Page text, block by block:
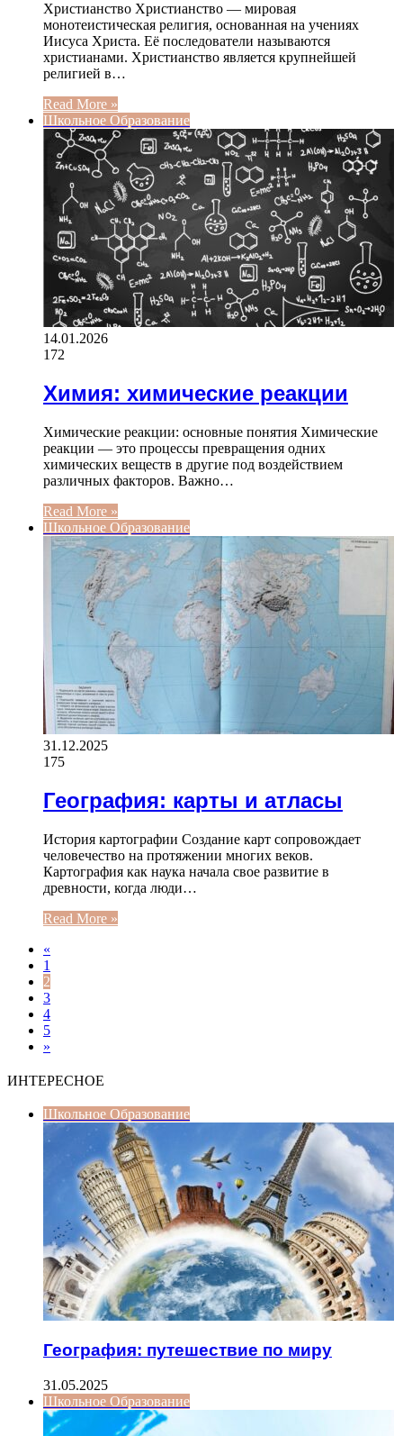
Христианство Христианство — мировая
монотеистическая религия, основанная на учениях
Иисуса Христа. Её последователи называются
христианами. Христианство является крупнейшей
религией в…
Read More »
Школьное Образование
14.01.2026
172
Химия: химические реакции
Химические реакции: основные понятия Химические
реакции — это процессы превращения одних
химических веществ в другие под воздействием
различных факторов. Важно…
Read More »
Школьное Образование
31.12.2025
175
География: карты и атласы
История картографии Создание карт сопровождает
человечество на протяжении многих веков.
Картография как наука начала свое развитие в
древности, когда люди…
Read More »
«
1
2
3
4
5
»
ИНТЕРЕСНОЕ
Школьное Образование
География: путешествие по миру
31.05.2025
Школьное Образование